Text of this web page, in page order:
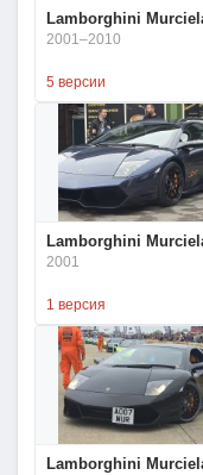
Lamborghini
2001–2010
5 версии
Lamborghini
2001
1 версия
Lamborghini